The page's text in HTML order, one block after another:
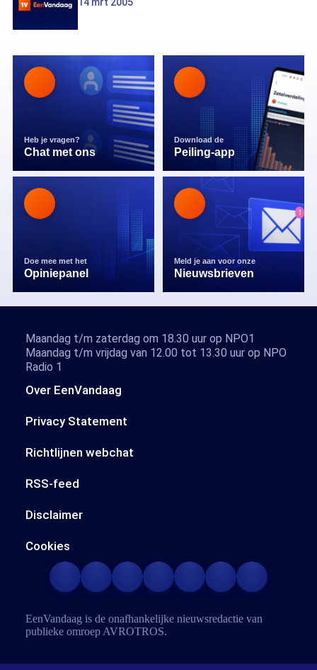
Heb je vragen?
Chat met ons
Download de
Peiling-app
Doe mee met het
Opiniepanel
Meld je aan voor onze
Nieuwsbrieven
Over EenVandaag
Privacy Statement
Richtlijnen webchat
RSS-feed
Disclaimer
Cookies
Maandag t/m zaterdag om 18.30 uur op NPO1
Maandag t/m vrijdag van 12.00 tot 13.30 uur op NPO
Radio 1
EenVandaag is de onafhankelijke nieuwsredactie van
publieke omroep AVROTROS.